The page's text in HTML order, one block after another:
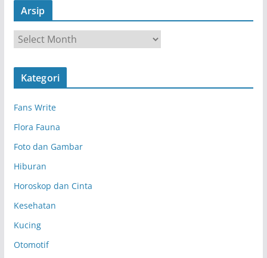
Arsip
s
Kategori
Fans Write
Flora Fauna
Foto dan Gambar
Hiburan
Horoskop dan Cinta
Kesehatan
Kucing
Otomotif